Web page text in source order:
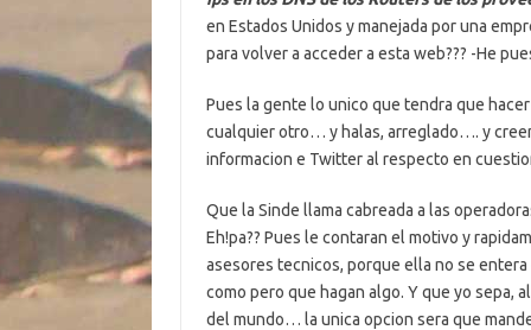
en Estados Unidos y manejada por una
para volver a acceder a esta web??? -He
Pues la gente lo unico que tendra que
cualquier otro… y halas, arreglado…. y
informacion e Twitter al respecto en
Que la Sinde llama cabreada a las
Eh!pa?? Pues le contaran el motivo y
asesores tecnicos, porque ella no se
como pero que hagan algo. Y que yo sepa,
del mundo… la unica opcion sera que